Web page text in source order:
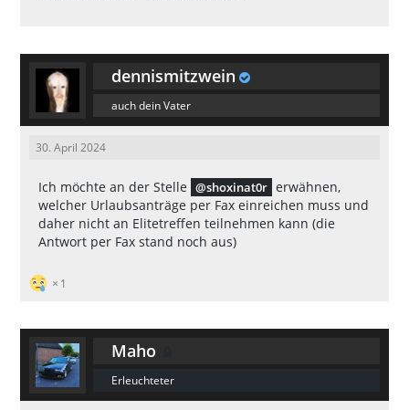
dennismitzwein
auch dein Vater
30. April 2024
Ich möchte an der Stelle shoxinat0r erwähnen,
welcher Urlaubsanträge per Fax einreichen muss und
daher nicht an Elitetreffen teilnehmen kann (die
Antwort per Fax stand noch aus)
1
Maho
Erleuchteter